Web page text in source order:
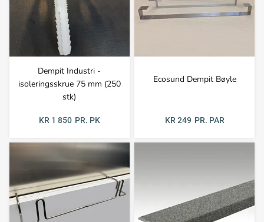
Dempit Industri -
isoleringsskrue 75 mm (250
stk)
KR 1 850 PR. PK
Ecosund Dempit Bøyle
KR 249 PR. PAR